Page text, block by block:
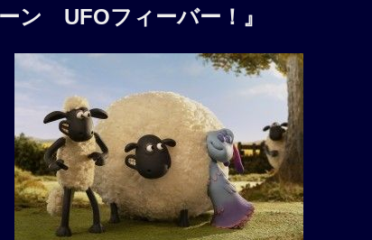
ン UFOフィーバー！』